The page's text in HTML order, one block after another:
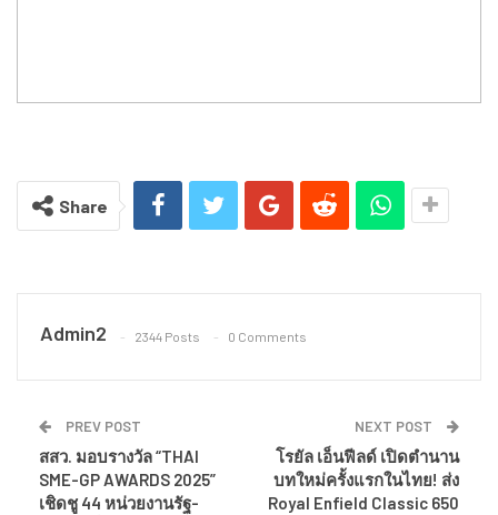
Share
Admin2 2344 Posts 0 Comments
PREV POST
สสว. มอบรางวัล “THAI
SME-GP AWARDS 2025”
เชิดชู 44 หน่วยงานรัฐ-
NEXT POST
โรยัล เอ็นฟีลด์ เปิดตำนาน
บทใหม่ครั้งแรกในไทย! ส่ง
Royal Enfield Classic 650